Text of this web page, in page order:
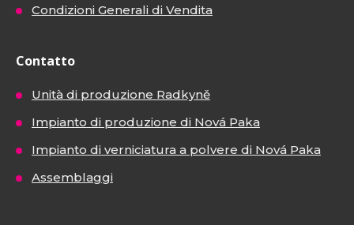
Condizioni Generali di Vendita
Contatto
Unità di produzione Radkyně
Impianto di produzione di Nová Paka
Impianto di verniciatura a polvere di Nová Paka
Assemblaggi